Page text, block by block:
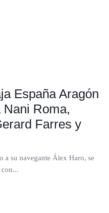
España Aragón
Roma,
Farres y
a su navegante Álex Haro, se
con...